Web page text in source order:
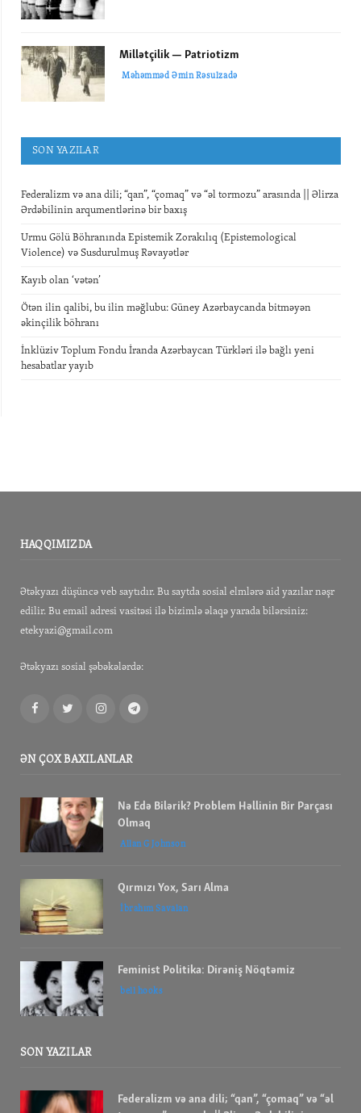
Millətçilik — Patriotizm
Məhəmməd Əmin Rəsulzadə
SON YAZILAR
Federalizm və ana dili; “qan”, “çomaq” və “əl tormozu” arasında || Əlirza
Ərdəbilinin arqumentlərinə bir baxış
Urmu Gölü Böhranında Epistemik Zorakılıq (Epistemological
Violence) və Susdurulmuş Rəvayətlər
Kayıb olan ‘vətən’
Ötən ilin qalibi, bu ilin məğlubu: Güney Azərbaycanda bitməyən
əkinçilik böhranı
İnklüziv Toplum Fondu İranda Azərbaycan Türkləri ilə bağlı yeni
hesabatlar yayıb
HAQQIMIZDA
Ətəkyazı düşüncə veb saytıdır. Bu saytda sosial elmlərə aid yazılar nəşr
edilir. Bu email adresi vasitəsi ilə bizimlə əlaqə yarada bilərsiniz:
etekyazi@gmail.com
Ətəkyazı sosial şəbəkələrdə:
FacebookTwitterInstagramTelegram
ƏN ÇOX BAXILANLAR
Nə Edə Bilərik? Problem Həllinin Bir Parçası
Olmaq
Allan G Johnson
Qırmızı Yox, Sarı Alma
İbrahım Savalan
Feminist Politika: Dirəniş Nöqtəmiz
bell hooks
SON YAZILAR
Federalizm və ana dili; “qan”, “çomaq” və “əl